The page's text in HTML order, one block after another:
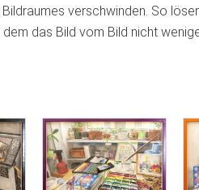
verschwinden. So
das Bild vom Bild nicht